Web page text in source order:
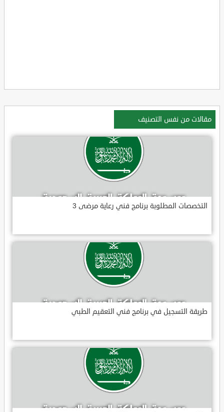
مقالات من نفس التصنيف
التخصصات المطلوبة برنامج فني رعاية مرضى 3
طريقة التسجيل في برنامج فني التعقيم الطبي